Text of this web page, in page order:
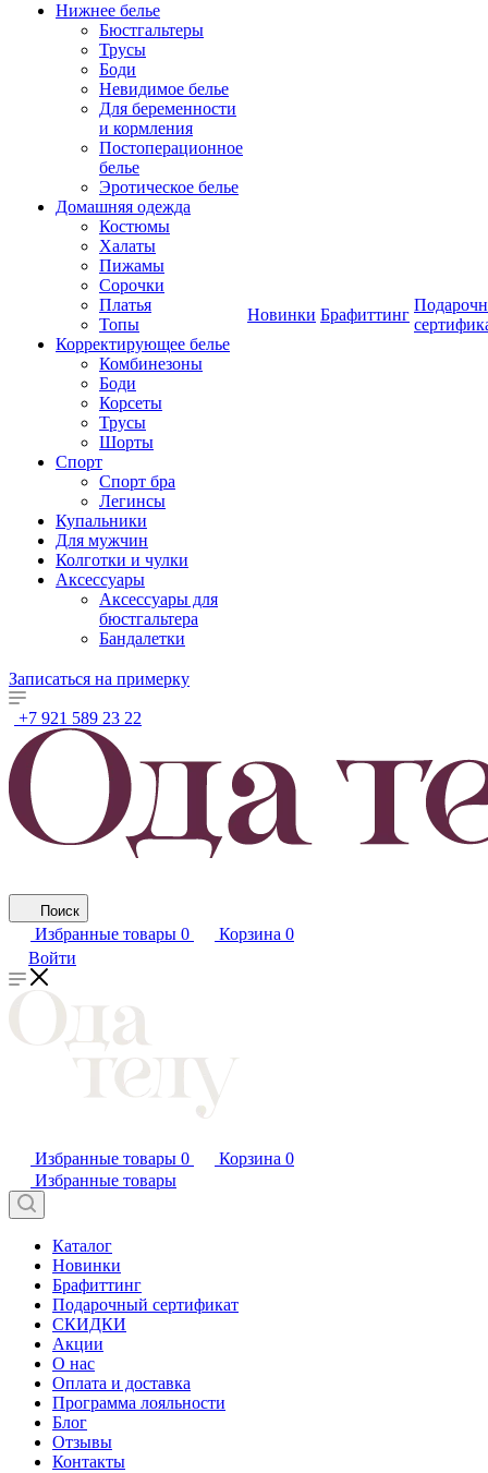
Нижнее белье
Бюстгальтеры
Трусы
Боди
Невидимое белье
Для беременности
и кормления
Постоперационное
белье
Эротическое белье
Домашняя одежда
Костюмы
Халаты
Пижамы
Сорочки
Платья
Топы
Корректирующее белье
Комбинезоны
Боди
Корсеты
Трусы
Шорты
Спорт
Спорт бра
Легинсы
Купальники
Для мужчин
Колготки и чулки
Аксессуары
Аксессуары для
бюстгальтера
Бандалетки
Новинки Брафиттинг
Записаться на примерку
+7 921 589 23 22
Поиск
Избранные товары 0 Корзина 0
Войти
Избранные товары 0 Корзина 0
Избранные товары
Каталог
Новинки
Брафиттинг
Подарочный сертификат
СКИДКИ
Акции
О нас
Оплата и доставка
Программа лояльности
Блог
Отзывы
Контакты